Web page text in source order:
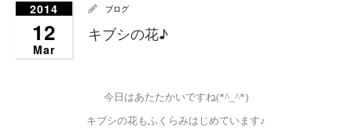
2014
12
Mar
ブログ
キブシの花♪
今日はあたたかいですね(*^_^*)
キブシの花もふくらみはじめています♪